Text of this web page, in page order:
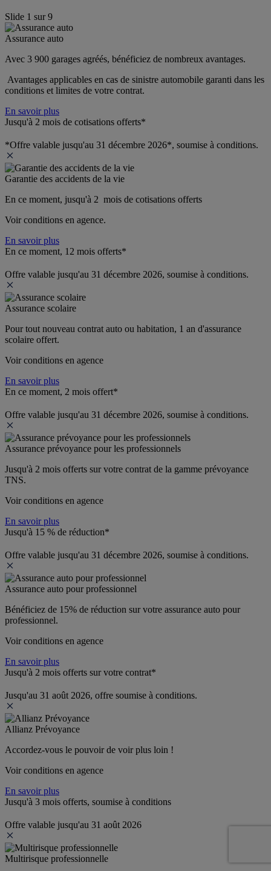
Slide 1 sur9
Assurance auto
Avec 3 900 garages agréés, bénéficiez de nombreux avantages.
Avantages applicables en cas de sinistre automobile garanti dans les
conditions et limites de votre contrat.
En savoir plus
Jusqu'à 2 mois de cotisations offerts*
*Offre valable jusqu'au 31 décembre 2026*, soumise à conditions.
Garantie des accidents de la vie
En ce moment, jusqu'à 2  mois de cotisations offerts
Voir conditions en agence.
En savoir plus
En ce moment, 12 mois offerts*
Offre valable jusqu'au 31 décembre 2026, soumise à conditions.
Assurance scolaire
Pour tout nouveau contrat auto ou habitation, 1 an d'assurance
scolaire offert.
Voir conditions en agence
En savoir plus
En ce moment, 2 mois offert*
Offre valable jusqu'au 31 décembre 2026, soumise à conditions.
Assurance prévoyance pour les professionnels
Jusqu'à 2 mois offerts sur votre contrat de la gamme prévoyance
TNS.
Voir conditions en agence
En savoir plus
Jusqu'à 15 % de réduction*
Offre valable jusqu'au 31 décembre 2026, soumise à conditions.
Assurance auto pour professionnel
Bénéficiez de 15% de réduction sur votre assurance auto pour
professionnel.
Voir conditions en agence
En savoir plus
Jusqu'à 2 mois offerts sur votre contrat*
Jusqu'au 31 août 2026, offre soumise à conditions.
Allianz Prévoyance
Accordez-vous le pouvoir de voir plus loin !
Voir conditions en agence
En savoir plus
Jusqu'à 3 mois offerts, soumise à conditions
Offre valable jusqu'au 31 août 2026
Multirisque professionnelle